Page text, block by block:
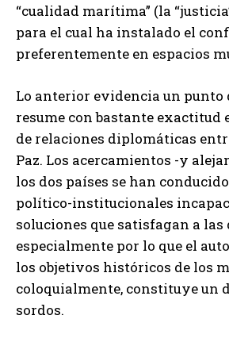
“cualidad marítima” (la
para el cual ha instalado el
preferentemente en espacios
Lo anterior evidencia un punto
resume con bastante
de relaciones diplomáticas
Paz. Los acercamientos -y
los dos países se han
político-institucionales
soluciones que satisfagan a las
especialmente por lo que el
los objetivos históricos de los
coloquialmente, constituye un
sordos.